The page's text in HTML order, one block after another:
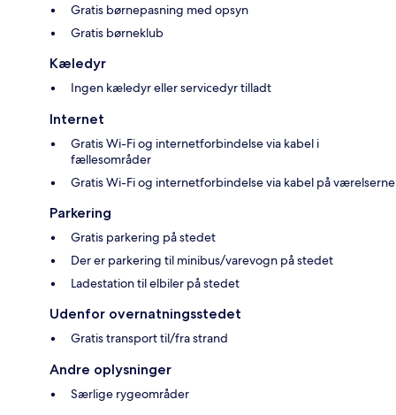
Gratis børnepasning med opsyn
Gratis børneklub
Kæledyr
Ingen kæledyr eller servicedyr tilladt
Internet
Gratis Wi-Fi og internetforbindelse via kabel i
fællesområder
Gratis Wi-Fi og internetforbindelse via kabel på værelserne
Parkering
Gratis parkering på stedet
Der er parkering til minibus/varevogn på stedet
Ladestation til elbiler på stedet
Udenfor overnatningsstedet
Gratis transport til/fra strand
Andre oplysninger
Særlige rygeområder